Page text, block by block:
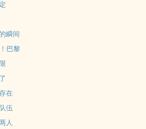
人，同时也是她的青梅竹马--斯辰。
耀眼夺目，总能适时地陪伴在她身边，同时
。
想的人呢?
系爱恋故事正式开始.......
倍数(加更乙次完成)
校园剧情，一半爱情元素。
，由于剧情的关系，男主约在中期才会现
少，还请见谅><
瞬间
巴黎
在
伍
人